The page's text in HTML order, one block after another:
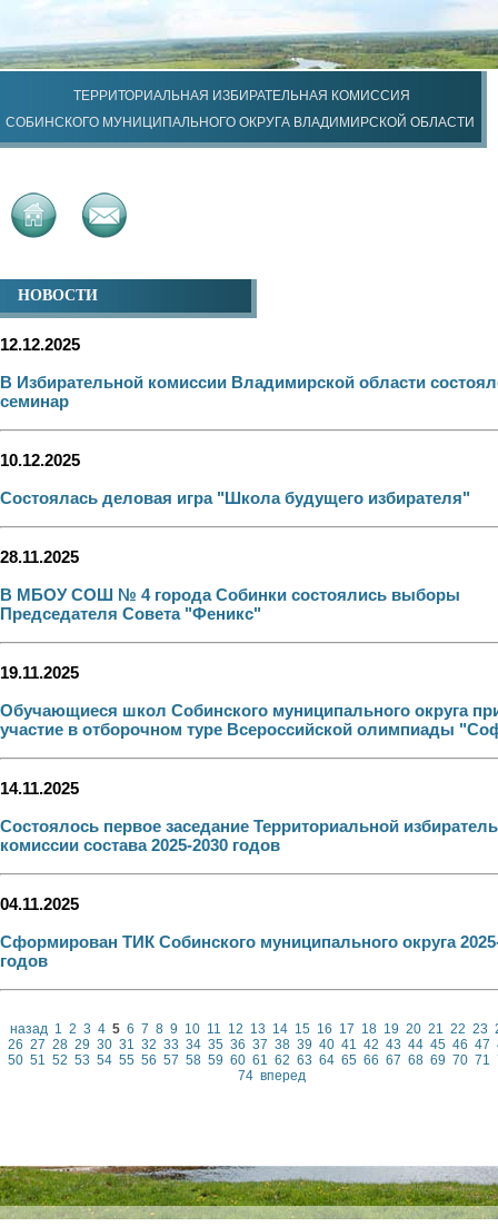
ТЕРРИТОРИАЛЬНАЯ ИЗБИРАТЕЛЬНАЯ КОМИССИЯ
СОБИНСКОГО МУНИЦИПАЛЬНОГО ОКРУГА ВЛАДИМИРСКОЙ ОБЛАСТИ
НОВОСТИ
12.12.2025
В Избирательной комиссии Владимирской области
семинар
10.12.2025
Состоялась деловая игра "Школа будущего избирателя"
28.11.2025
В МБОУ СОШ № 4 города Собинки состоялись выборы
Председателя Совета "Феникс"
19.11.2025
Обучающиеся школ Собинского муниципального округа
участие в отборочном туре Всероссийской олимпиады
14.11.2025
Состоялось первое заседание Территориальной
комиссии состава 2025-2030 годов
04.11.2025
Сформирован ТИК Собинского муниципального округа
годов
назад 1 2 3 4 5 6 7 8 9 10 11 12 13 14 15 16 17 18 19 20 21 22 23
26 27 28 29 30 31 32 33 34 35 36 37 38 39 40 41 42 43 44 45 46 47
50 51 52 53 54 55 56 57 58 59 60 61 62 63 64 65 66 67 68 69 70 71
74 вперед